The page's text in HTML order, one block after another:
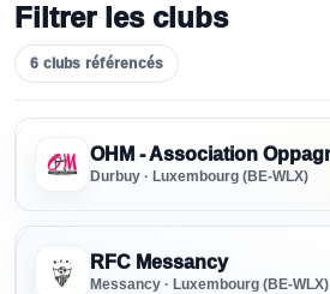
Filtrer les clubs
6 clubs référencés
Tous niveaux
Durbuy · Luxembourg (BE-WLX)
RFC Messancy
Messancy · Luxembourg (BE-WLX)